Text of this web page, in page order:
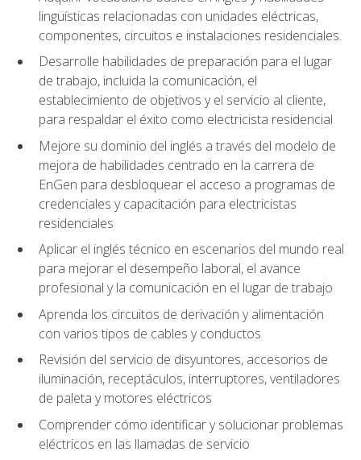
lingüísticas relacionadas con unidades eléctricas,
componentes, circuitos e instalaciones residenciales.
Desarrolle habilidades de preparación para el lugar
de trabajo, incluida la comunicación, el
establecimiento de objetivos y el servicio al cliente,
para respaldar el éxito como electricista residencial
Mejore su dominio del inglés a través del modelo de
mejora de habilidades centrado en la carrera de
EnGen para desbloquear el acceso a programas de
credenciales y capacitación para electricistas
residenciales
Aplicar el inglés técnico en escenarios del mundo real
para mejorar el desempeño laboral, el avance
profesional y la comunicación en el lugar de trabajo
Aprenda los circuitos de derivación y alimentación
con varios tipos de cables y conductos
Revisión del servicio de disyuntores, accesorios de
iluminación, receptáculos, interruptores, ventiladores
de paleta y motores eléctricos
Comprender cómo identificar y solucionar problemas
eléctricos en las llamadas de servicio